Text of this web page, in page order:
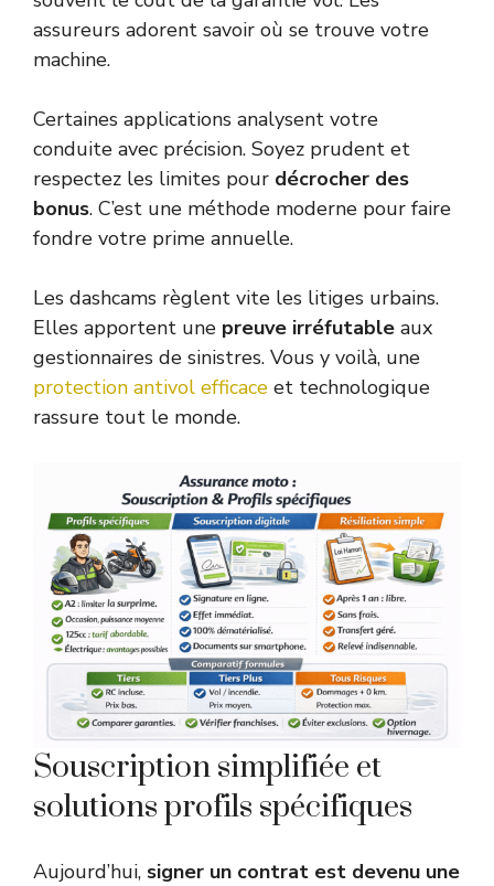
assureurs adorent savoir où se trouve votre
machine.
Certaines applications analysent votre
conduite avec précision. Soyez prudent et
respectez les limites pour décrocher des
bonus. C’est une méthode moderne pour faire
fondre votre prime annuelle.
Les dashcams règlent vite les litiges urbains.
Elles apportent une preuve irréfutable aux
gestionnaires de sinistres. Vous y voilà, une
protection antivol efficace et technologique
rassure tout le monde.
Souscription simplifiée et
solutions profils spécifiques
Aujourd’hui, signer un contrat est devenu une